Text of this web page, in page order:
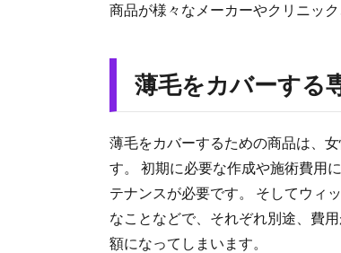
商品が様々なメーカーやクリニッ
薄毛をカバーする
薄毛をカバーするための商品は、
す。 初期に必要な作成や施術費用
テナンスが必要です。 そしてウィ
なことなどで、それぞれ別途、費
額になってしまいます。